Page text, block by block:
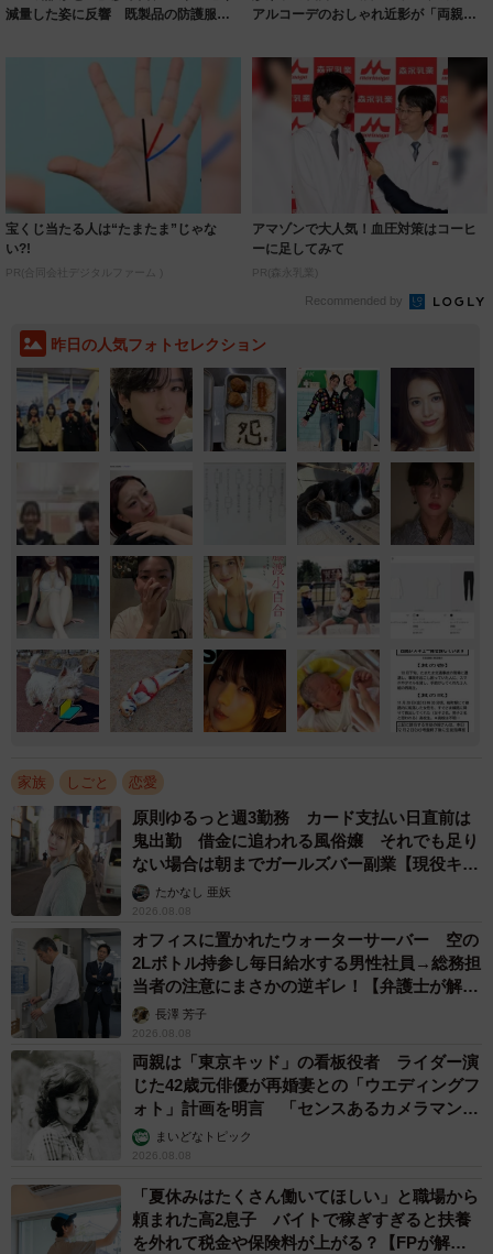
減量した姿に反響 既製品の防護服が
アルコーデのおしゃれ近影が「両親の
宝くじ当たる人は“たまたま”じゃな
い?!
PR(合同会社デジタルファーム )
アマゾンで大人気！血圧対策はコーヒ
ーに足してみて
PR(森永乳業)
Recommended by
昨日の人気フォトセレクション
家族 しごと 恋愛
原則ゆるっと週3勤務 カード支払い日直前は
鬼出勤 借金に追われる風俗嬢 それでも足り
ない場合は朝までガールズバー副業【現役キャ
ストに取材】
たかなし 亜妖
2026.08.08
オフィスに置かれたウォーターサーバー 空の
2Lボトル持参し毎日給水する男性社員→総務担
当者の注意にまさかの逆ギレ！【弁護士が解
説】長澤 芳子
2026.08.08
両親は「東京キッド」の看板役者 ライダー演
じた42歳元俳優が再婚妻との「ウエディングフ
ォト」計画を明言 「センスあるカメラマン求
む」まいどなトピック
2026.08.08
「夏休みはたくさん働いてほしい」と職場から
頼まれた高2息子 バイトで稼ぎすぎると扶養
を外れて税金や保険料が上がる？【FPが解